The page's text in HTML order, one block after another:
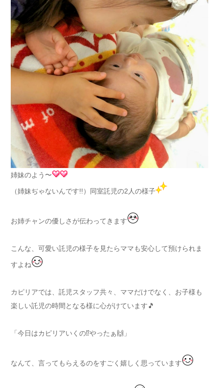
姉妹のよう〜
（姉妹ぢゃないんです!!）同室託児の2人の様子
お姉チャンの優しさが伝わってきます
こんな、可愛い託児の様子を見たらママも安心して預けられま
すよね
カピリアでは、託児スタッフ共々、ママだけでなく、お子様も
楽しい託児の時間となる様に心がけています🎵
「今日はカピリアいくの⁉やったぁ🙌」
なんて、言ってもらえるのをすごく嬉しく思っています